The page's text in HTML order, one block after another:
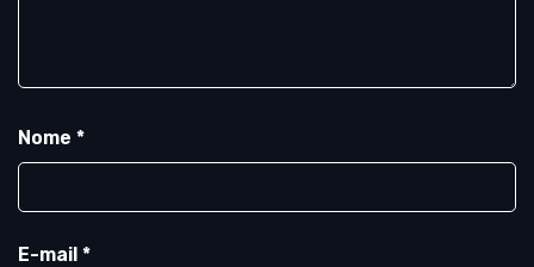
Nome *
E-mail *